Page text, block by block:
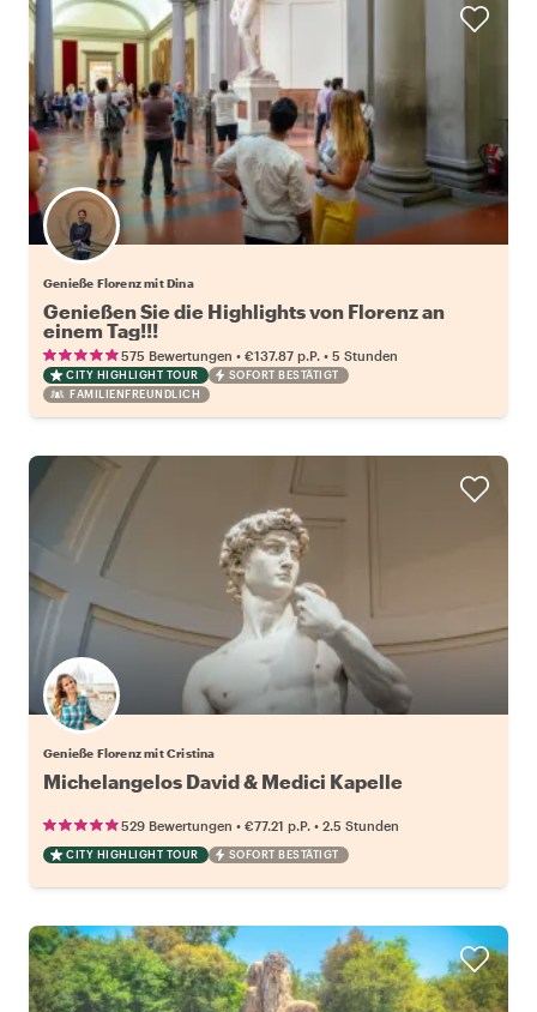
Genieße Florenz mit Dina
Genießen Sie die Highlights von Florenz an
einem Tag!!!
575 Bewertungen • €137.87 p.P. • 5 Stunden
CITY HIGHLIGHT TOUR
SOFORT BESTÄTIGT
FAMILIENFREUNDLICH
Genieße Florenz mit Cristina
Michelangelos David & Medici Kapelle
529 Bewertungen • €77.21 p.P. • 2.5 Stunden
CITY HIGHLIGHT TOUR SOFORT BESTÄTIGT